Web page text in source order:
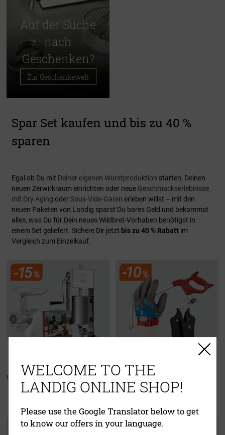
Auf der Suche
nach
Geschenken?
Zur Geschenkewelt
Spar Set kaufen und bis zu 40 %
sparen
Egal ob Du mit Deiner eigenen Wurstproduktion starten, Deinen
neuen Zerwirkraum einrichten oder neue Geschmackserlebnisse
mit Dry Aging oderSous-Vide-Garen erleben willst – mit den
neuen Paketen von Landig sparst Du bares Geld und bekommst
alles, was Du für Dein neues Wildbret-Vorhaben benötigst in
einem Set geliefert. Sichere Dir jetzt bis zu 40 % Rabatt im
Vergleich zum Einzelkauf.
Wurster Starter Set
Zerwirkset
"Für echte Jäger"
WELCOME TO THE
LANDIG ONLINE SHOP!
Please use the Google Translator below to get
to know our offers in your language.